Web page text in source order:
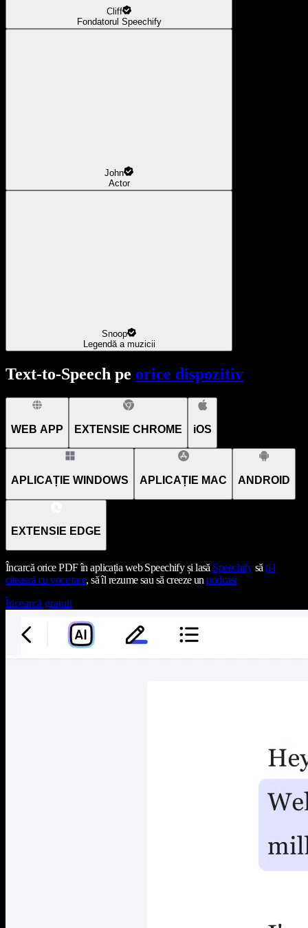
Cliff
Fondatorul Speechify
John
Actor
Snoop
Legendă a muzicii
Text-to-Speech pe orice dispozitiv
WEB APP EXTENSIE CHROME iOS
APLICAȚIE WINDOWS APLICAȚIE MAC ANDROID
EXTENSIE EDGE
Încarcă orice PDF în aplicația web Speechify și lasă Speechifysăți-l
citească cu voce tare, să îl rezume sau să creeze unpodcast
Încearcă gratuit